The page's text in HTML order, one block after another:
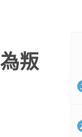
叛